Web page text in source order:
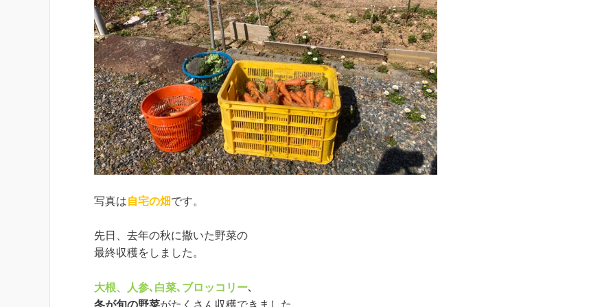
写真は自宅の畑です。
先日、去年の秋に撒いた野菜の
最終収穫をしました。
大根、人参､白菜､ブロッコリー､
冬が旬の野菜がたくさん収穫できました。